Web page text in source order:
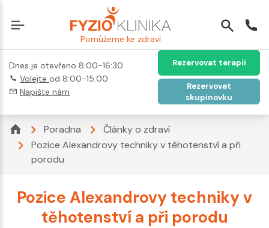
Pomůžeme ke zdraví
Dnes je otevřeno 8:00-16:30
Volejte od 8:00-15:00
Napište nám
Rezervovat terapii
Rezervovat
skupinovku
Poradna
Články o zdraví
Pozice Alexandrovy techniky v těhotenství a při
porodu
Pozice Alexandrovy techniky v
těhotenství a při porodu